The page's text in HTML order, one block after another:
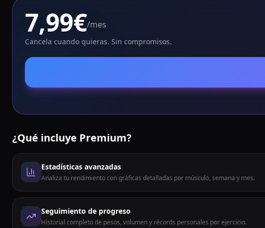
7,99€/mes
Cancela cuando quieras. Sin compromisos.
¿Qué incluye Premium?
Estadísticas avanzadas
Analiza tu rendimiento con gráficas detalladas por músculo, semana y mes.
Seguimiento de progreso
Historial completo de pesos, volumen y récords personales por ejercicio.